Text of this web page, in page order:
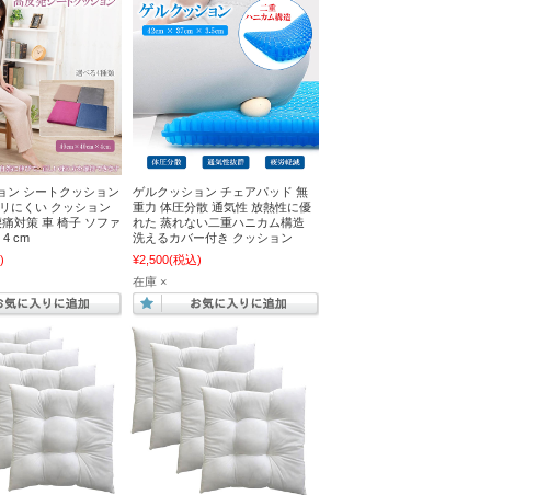
ン シートクッション
にくい クッション
対策 車 椅子 ソファ
4 cm
ゲルクッション チェアパッド 無
重力 体圧分散 通気性 放熱性に優
れた 蒸れない二重ハニカム構造
洗えるカバー付き クッション
¥2,500(税込)
在庫 ×